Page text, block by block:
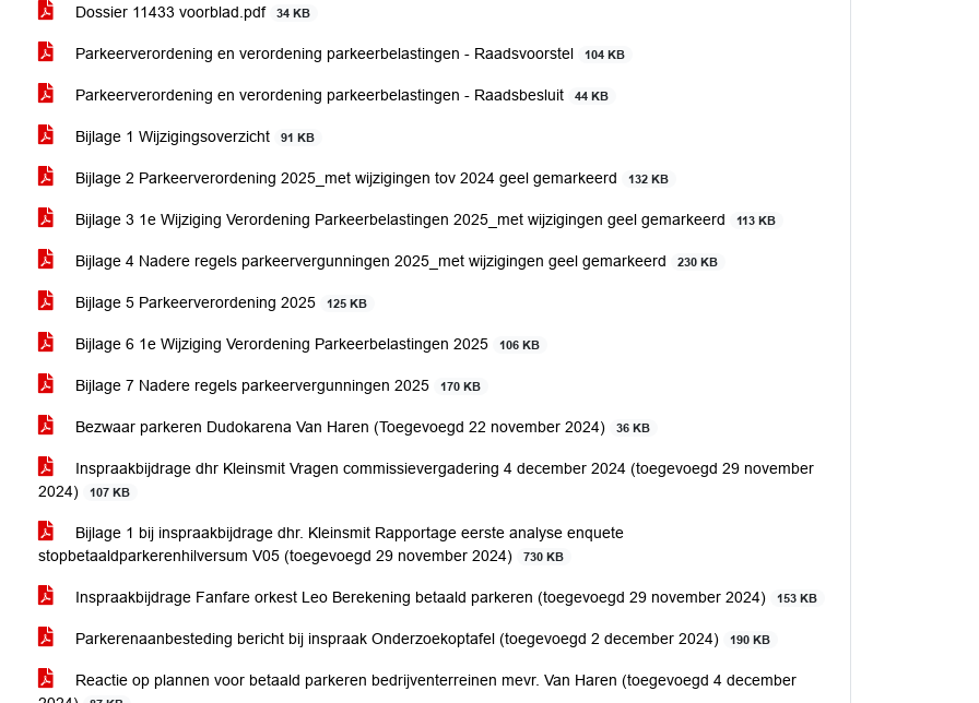
Dossier 11433 voorblad.pdf
34 KB
Parkeerverordening en verordening parkeerbelastingen - Raadsvoorstel 104 KB
Parkeerverordening en verordening parkeerbelastingen - Raadsbesluit 44 KB
Bijlage 1 Wijzigingsoverzicht 91 KB
Bijlage 2 Parkeerverordening 2025_met wijzigingen tov 2024 geel gemarkeerd 132 KB
Bijlage 3 1e Wijziging Verordening Parkeerbelastingen 2025_met wijzigingen geel gemarkeerd 113 KB
Bijlage 4 Nadere regels parkeervergunningen 2025_met wijzigingen geel gemarkeerd 230 KB
Bijlage 5 Parkeerverordening 2025 125 KB
Bijlage 6 1e Wijziging Verordening Parkeerbelastingen 2025 106 KB
Bijlage 7 Nadere regels parkeervergunningen 2025 170 KB
Bezwaar parkeren Dudokarena Van Haren (Toegevoegd 22 november 2024) 36 KB
Inspraakbijdrage dhr Kleinsmit Vragen commissievergadering 4 december 2024 (toegevoegd 29 november
2024)
107 KB
Bijlage 1 bij inspraakbijdrage dhr. Kleinsmit Rapportage eerste analyse enquete
stopbetaaldparkerenhilversum V05 (toegevoegd 29 november 2024)
730 KB
Inspraakbijdrage Fanfare orkest Leo Berekening betaald parkeren (toegevoegd 29 november 2024) 153 KB
Parkerenaanbesteding bericht bij inspraak Onderzoekoptafel (toegevoegd 2 december 2024) 190 KB
Reactie op plannen voor betaald parkeren bedrijventerreinen mevr. Van Haren (toegevoegd 4 december